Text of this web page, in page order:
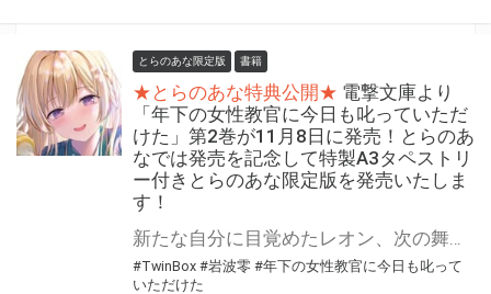
とらのあな限定版 書籍
★とらのあな特典公開★ 電撃文庫より
「年下の女性教官に今日も叱っていただ
けた」第2巻が11月8日に発売！とらのあ
なでは発売を記念して特製A3タペストリ
ー付きとらのあな限定版を発売いたしま
す！
#TwinBox #岩波零 #年下の女性教官に今日も叱って
いただけた